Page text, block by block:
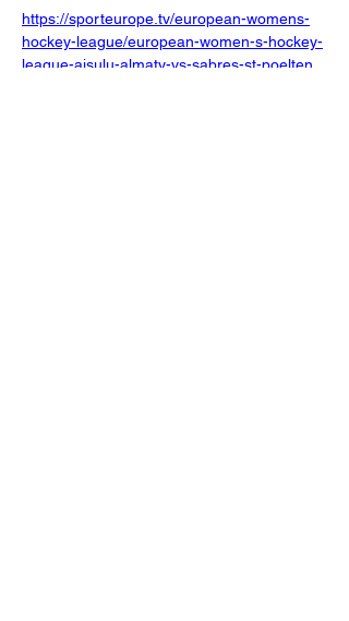
https://sporteurope.tv/european-womens-
hockey-league/european-women-s-hockey-
league-aisulu-almaty-vs-sabres-st-poelten